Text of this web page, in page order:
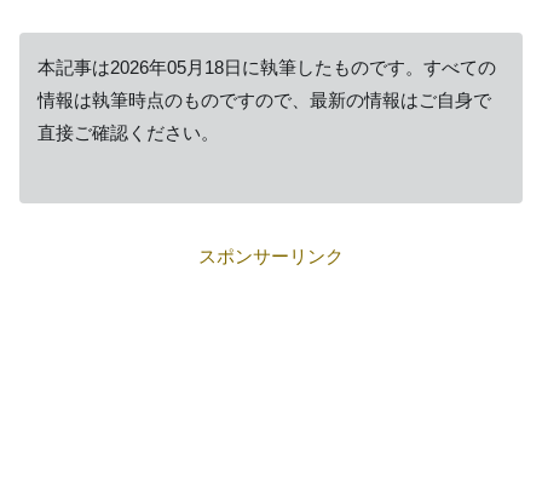
本記事は2026年05月18日に執筆したものです。すべての
情報は執筆時点のものですので、最新の情報はご自身で
直接ご確認ください。
スポンサーリンク